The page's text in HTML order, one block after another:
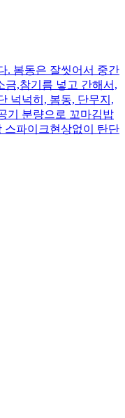
. 봄동은 잘씻어서 중간
금,참기름 넣고 간해서,
넉넉히, 봄동, 단무지,
기 분량으로 꼬마김밥
스파이크현상없이 탄단